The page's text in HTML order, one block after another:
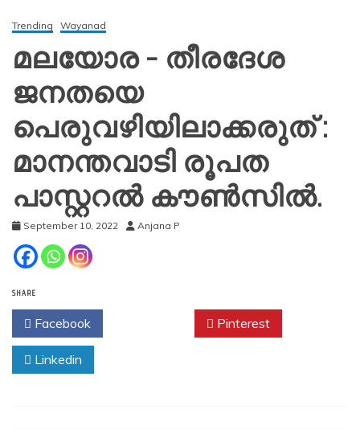
Trending Wayanad
മലയോര – തീരദേശ
ജനതയെ
പെരുവഴിയിലാക്കരുത് :
മാനന്തവാടി രൂപത
പാസ്റ്ററൽ കൗൺസിൽ.
September 10, 2022 Anjana P
SHARE
Facebook Pinterest
Linkedin